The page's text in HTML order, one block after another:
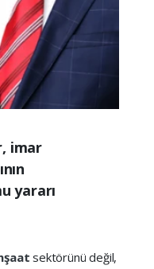
imar
yararı
sektörünü değil,